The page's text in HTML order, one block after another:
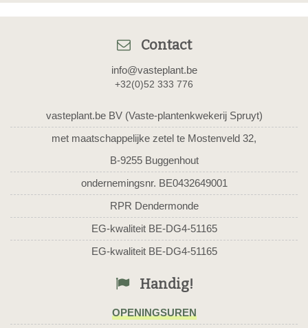
Contact
info@vasteplant.be
+32(0)52 333 776
vasteplant.be BV (Vaste-plantenkwekerij Spruyt)
met maatschappelijke zetel te Mostenveld 32,
B-9255 Buggenhout
ondernemingsnr. BE0432649001
RPR Dendermonde
EG-kwaliteit BE-DG4-51165
EG-kwaliteit BE-DG4-51165
Handig!
OPENINGSUREN